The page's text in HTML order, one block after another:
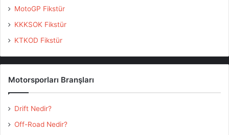
MotoGP Fikstür
KKKSOK Fikstür
KTKOD Fikstür
Motorsporları Branşları
Drift Nedir?
Off-Road Nedir?